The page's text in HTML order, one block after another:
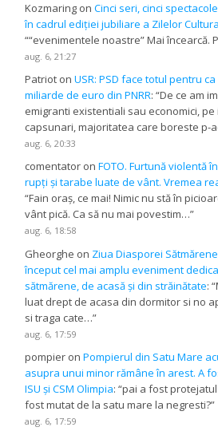
Kozmaring onCinci seri, cinci
în cadrul ediției jubiliare a Zilelor
““evenimentele noastre” Mai încearcă.
aug. 6, 21:27
Patriot onUSR: PSD face totul pentru
miliarde de euro din PNRR: “De ce am
emigranti existentiali sau economici,
capsunari, majoritatea care boreste p-
aug. 6, 20:33
comentator onFOTO. Furtună violentă
rupți și tarabe luate de vânt. Vremea
“Fain oraș, ce mai! Nimic nu stă în
vânt pică. Ca să nu mai povestim…”
aug. 6, 18:58
Gheorghe on Ziua Diasporei
început cel mai amplu eveniment
sătmărene, de acasă și din străinătate: “
luat drept de acasa din dormitor si no
si traga cate…”
aug. 6, 17:59
pompier onPompierul din Satu Mare
asupra unui minor rămâne în arest. A
ISU și CSM Olimpia: “pai a fost protejatul
fost mutat de la satu mare la negresti?”
aug. 6, 17:59